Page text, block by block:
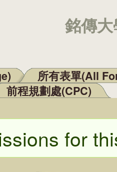
銘傳
所有表單(All
前程規劃處(CPC)
for